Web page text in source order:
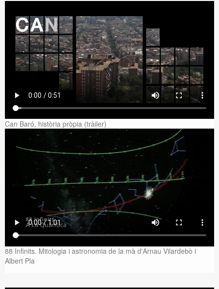
Can Baró, història pròpia (tràiler)
88 Infinits. Mitologia i astronomia de la mà d'Arnau Vilardebò i
Albert Pla